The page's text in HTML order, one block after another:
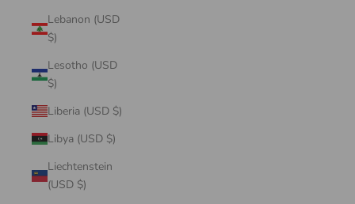
Lebanon (USD
$)
Lesotho (USD
$)
Liberia (USD $)
Libya (USD $)
Liechtenstein
(USD $)